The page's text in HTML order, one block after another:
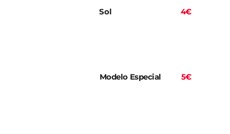
Sol 4€
Modelo Especial 5€